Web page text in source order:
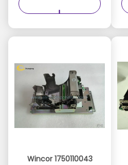
بیار
1750110043 Wincor